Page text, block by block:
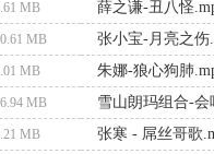
MB
薛之谦-丑八怪
MB
张小宝-月亮之伤
MB
朱娜-狼心狗肺
MB
雪山朗玛组合-会
MB
张寒 - 屌丝哥歌